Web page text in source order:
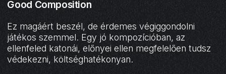
Good Composition
Ez magáért beszél, de érdemes végiggondolni
játékos szemmel. Egy jó kompozícióban, az
ellenfeled katonái, előnyei ellen megfelelően tudsz
védekezni, költséghatékonyan.